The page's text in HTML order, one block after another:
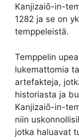
Kanjizaiō-in-
1282 ja se on
temppeleistä.
Temppelin
lukemattomia
artefakteja,
historiasta ja
Kanjizaiō-in-
niin
jotka haluavat